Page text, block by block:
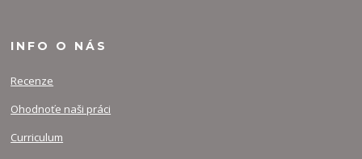
INFO O NÁS
Recenze
Ohodnoťe naši práci
Curriculum